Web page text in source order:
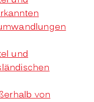
und
von